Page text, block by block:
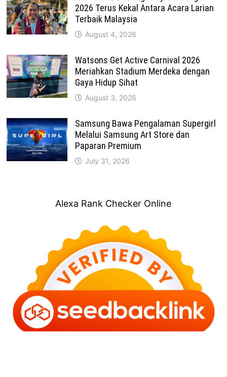
2026 Terus Kekal Antara Acara Larian
Terbaik Malaysia
August 4, 2026
Watsons Get Active Carnival 2026
Meriahkan Stadium Merdeka dengan
Gaya Hidup Sihat
August 3, 2026
Samsung Bawa Pengalaman Supergirl
Melalui Samsung Art Store dan
Paparan Premium
July 31, 2026
Alexa Rank Checker Online